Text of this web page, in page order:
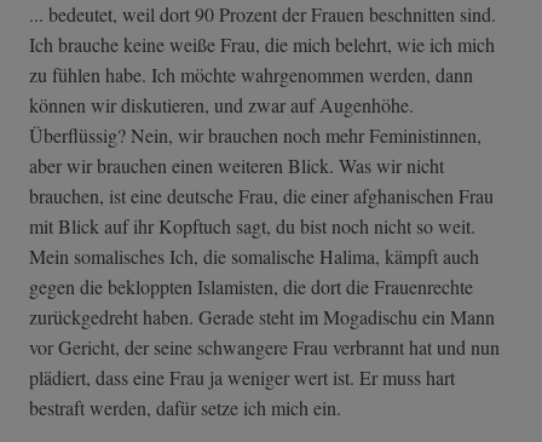
... bedeutet, weil dort 90 Prozent der Frauen beschnitten sind.
Ich brauche keine weiße Frau, die mich belehrt, wie ich mich
zu fühlen habe. Ich möchte wahrgenommen werden, dann
können wir diskutieren, und zwar auf Augenhöhe.
Überflüssig? Nein, wir brauchen noch mehr Feministinnen,
aber wir brauchen einen weiteren Blick. Was wir nicht
brauchen, ist eine deutsche Frau, die einer afghanischen Frau
mit Blick auf ihr Kopftuch sagt, du bist noch nicht so weit.
Mein somalisches Ich, die somalische Halima, kämpft auch
gegen die bekloppten Islamisten, die dort die Frauenrechte
zurückgedreht haben. Gerade steht im Mogadischu ein Mann
vor Gericht, der seine schwangere Frau verbrannt hat und nun
plädiert, dass eine Frau ja weniger wert ist. Er muss hart
bestraft werden, dafür setze ich mich ein.